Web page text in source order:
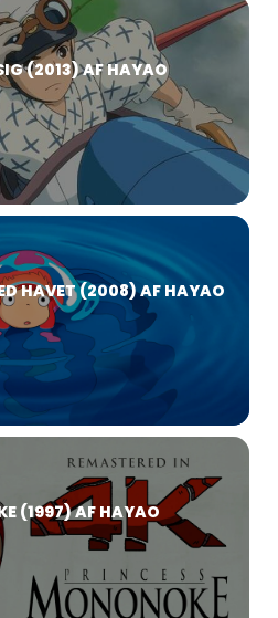
(2013) AF HAYAO
HAVET (2008) AF HAYAO
(1997) AF HAYAO